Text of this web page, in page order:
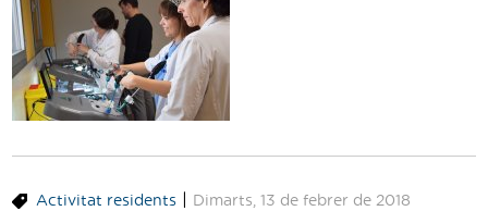
Activitat residents| Dimarts, 13 de febrer de 2018